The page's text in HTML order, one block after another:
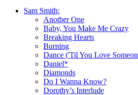
Sam Smith:
Another One
Baby, You Make Me Crazy
Breaking Hearts
Burning
Dance ('Til You Love
Daniel*
Diamonds
Do I Wanna Know?
Dorothy’s Interlude